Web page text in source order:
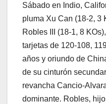
Sábado en Indio,
pluma Xu Can (18-2, 3
Robles III (18-1, 8
tarjetas de 120-108,
años y oriundo de
de su cinturón
revancha Cancio-
dominante. Robles,